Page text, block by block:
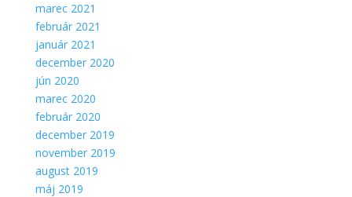
marec 2021
február 2021
január 2021
december 2020
jún 2020
marec 2020
február 2020
december 2019
november 2019
august 2019
máj 2019